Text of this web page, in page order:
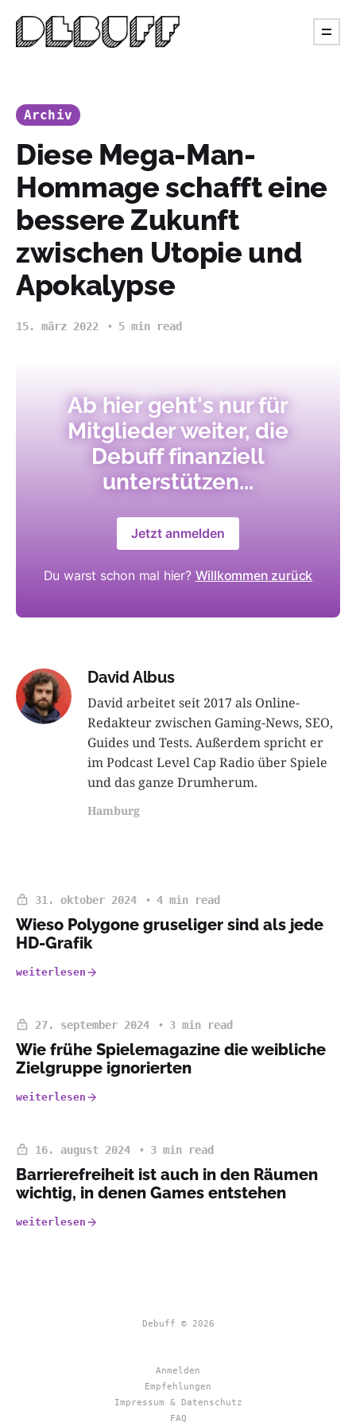
Archiv
Diese Mega-Man-
Hommage schafft eine
bessere Zukunft
zwischen Utopie und
Apokalypse
15. märz 2022 5 min read
Ab hier geht's nur für
Mitglieder weiter, die
Debuff finanziell
unterstützen...
Jetzt anmelden
Du warst schon mal hier? Willkommen zurück
David Albus
David arbeitet seit 2017 als Online-
Redakteur zwischen Gaming-News, SEO,
Guides und Tests. Außerdem spricht er
im Podcast Level Cap Radio über Spiele
und das ganze Drumherum.
Hamburg
31. oktober 2024 4 min read
Wieso Polygone gruseliger sind als jede
HD-Grafik
weiterlesen
27. september 2024 3 min read
Wie frühe Spielemagazine die weibliche
Zielgruppe ignorierten
weiterlesen
16. august 2024 3 min read
Barrierefreiheit ist auch in den Räumen
wichtig, in denen Games entstehen
weiterlesen
Debuff © 2026
Anmelden
Empfehlungen
Impressum & Datenschutz
FAQ